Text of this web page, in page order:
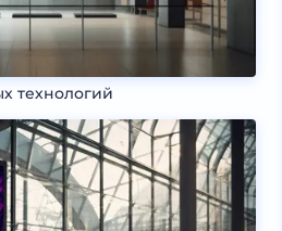
технологий